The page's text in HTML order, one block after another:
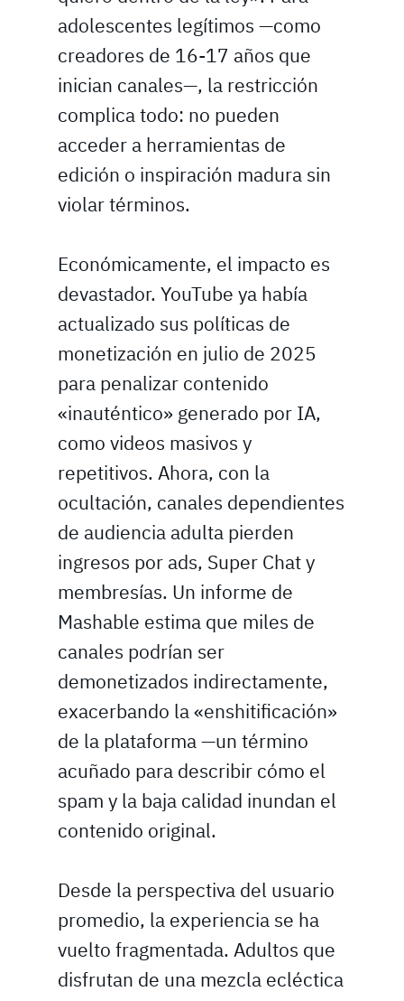
adolescentes legítimos —como
creadores de 16-17 años que
inician canales—, la restricción
complica todo: no pueden
acceder a herramientas de
edición o inspiración madura sin
violar términos.
Económicamente, el impacto es
devastador. YouTube ya había
actualizado sus políticas de
monetización en julio de 2025
para penalizar contenido
«inauténtico» generado por IA,
como videos masivos y
repetitivos. Ahora, con la
ocultación, canales dependientes
de audiencia adulta pierden
ingresos por ads, Super Chat y
membresías. Un informe de
Mashable estima que miles de
canales podrían ser
demonetizados indirectamente,
exacerbando la «enshitificación»
de la plataforma —un término
acuñado para describir cómo el
spam y la baja calidad inundan el
contenido original.
Desde la perspectiva del usuario
promedio, la experiencia se ha
vuelto fragmentada. Adultos que
disfrutan de una mezcla ecléctica